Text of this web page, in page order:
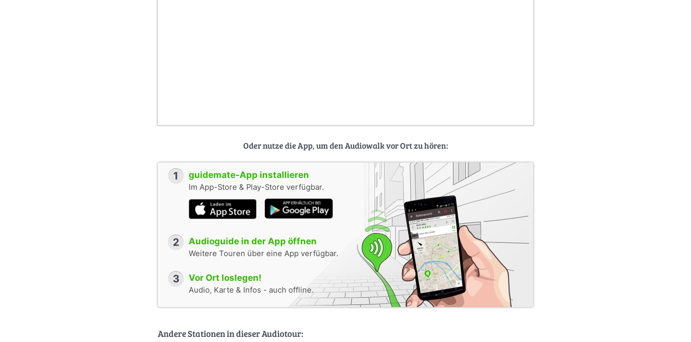
Oder nutze die App, um den Audiowalk vor Ort zu hören:
1 guidemate-App installieren
Im App-Store & Play-Store verfügbar.
2 Audioguide in der App öffnen
Weitere Touren über eine App verfügbar.
3 Vor Ort loslegen!
Audio, Karte & Infos - auch offline.
Andere Stationen in dieser Audiotour: